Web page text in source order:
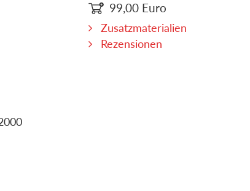
99,00 Euro
Zusatzmaterialien
Rezensionen